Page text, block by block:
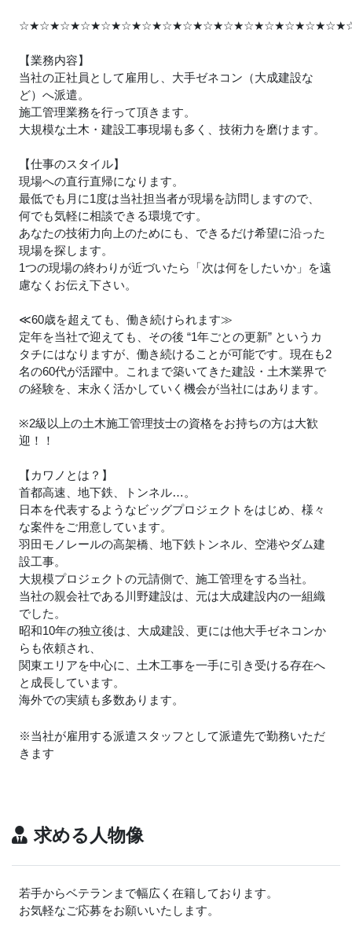
☆★☆★☆★☆★☆★☆★☆★☆★☆★☆★☆★☆★☆★☆★☆★☆★
【業務内容】
当社の正社員として雇用し、大手ゼネコン（大成建設な
ど）へ派遣。
施工管理業務を行って頂きます。
大規模な土木・建設工事現場も多く、技術力を磨けます。
【仕事のスタイル】
現場への直行直帰になります。
最低でも月に1度は当社担当者が現場を訪問しますので、
何でも気軽に相談できる環境です。
あなたの技術力向上のためにも、できるだけ希望に沿った
現場を探します。
1つの現場の終わりが近づいたら「次は何をしたいか」を遠
慮なくお伝え下さい。
≪60歳を超えても、働き続けられます≫
定年を当社で迎えても、その後 “1年ごとの更新” というカ
タチにはなりますが、働き続けることが可能です。現在も2
名の60代が活躍中。これまで築いてきた建設・土木業界で
の経験を、末永く活かしていく機会が当社にはあります。
※2級以上の土木施工管理技士の資格をお持ちの方は大歓
迎！！
【カワノとは？】
首都高速、地下鉄、トンネル…。
日本を代表するようなビッグプロジェクトをはじめ、様々
な案件をご用意しています。
羽田モノレールの高架橋、地下鉄トンネル、空港やダム建
設工事。
大規模プロジェクトの元請側で、施工管理をする当社。
当社の親会社である川野建設は、元は大成建設内の一組織
でした。
昭和10年の独立後は、大成建設、更には他大手ゼネコンか
らも依頼され、
関東エリアを中心に、土木工事を一手に引き受ける存在へ
と成長しています。
海外での実績も多数あります。
※当社が雇用する派遣スタッフとして派遣先で勤務いただ
きます
求める人物像
若手からベテランまで幅広く在籍しております。
お気軽なご応募をお願いいたします。